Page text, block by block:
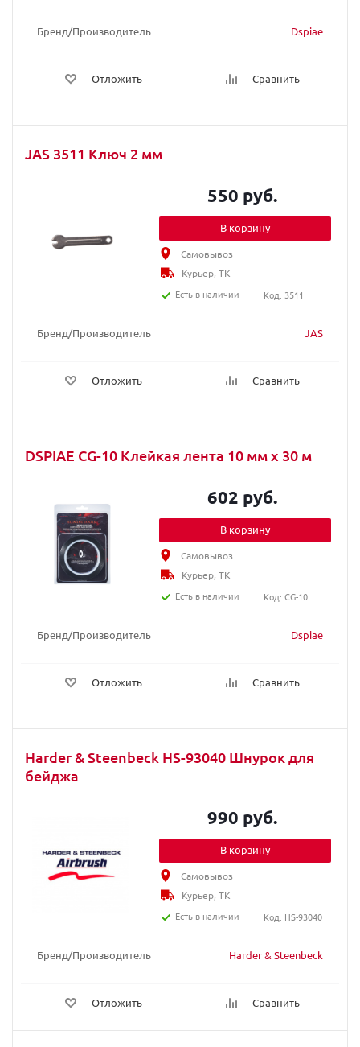
Бренд/Производитель Dspiae
Отложить Сравнить
JAS 3511 Ключ 2 мм
Бренд/Производитель JAS
Отложить Сравнить
550 руб.
В корзину
Самовывоз
Курьер, ТК
Есть в наличии
Код: 3511
DSPIAE CG-10 Клейкая лента 10 мм х 30 м
Бренд/Производитель Dspiae
Отложить Сравнить
602 руб.
В корзину
Самовывоз
Курьер, ТК
Есть в наличии
Код: CG-10
Harder & Steenbeck HS-93040 Шнурок для
бейджа
Бренд/Производитель Harder & Steenbeck
Отложить Сравнить
990 руб.
В корзину
Самовывоз
Курьер, ТК
Есть в наличии
Код: HS-93040